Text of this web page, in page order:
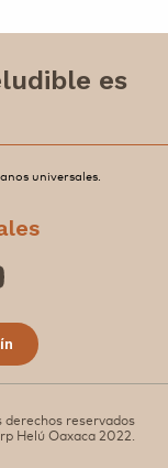
es
universales.
derechos reservados
Helú Oaxaca 2022.